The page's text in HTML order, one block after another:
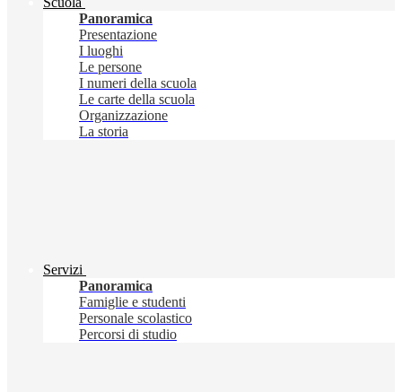
Panoramica
Presentazione
I luoghi
Le persone
I numeri della scuola
Le carte della scuola
Organizzazione
La storia
Servizi
Panoramica
Famiglie e studenti
Personale scolastico
Percorsi di studio